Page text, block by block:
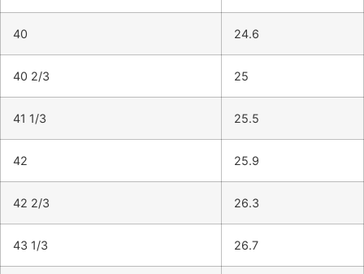
40 24.6
40 2/3 25
41 1/3 25.5
42 25.9
42 2/3 26.3
43 1/3 26.7